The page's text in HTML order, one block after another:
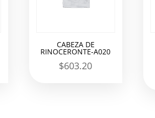
CABEZA DE
RINOCERONTE-A020
$603.20